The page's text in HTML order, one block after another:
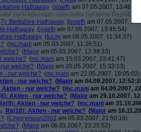
Hathaway (josefh am 07.05.2007, 13:46:53)
zurückgezogen oder Autor hat seine
Berkshire-Hathaway (josefh am 07.05.2007,
Hathaway (josefh am 07.05.2007, 13:45:54)
Hathaway (tucay am 08.05.2007, 11:34:37)
(mc.mani am 05.03.2007, 11:26:51)
(Major am 05.03.2007, 12:39:33)
welche? (mc.mani am 15.03.2007, 23:41:47)
welche? (Major am 20.05.2007, 15:33:13)
- nur welche? (mc.mani am 22.05.2007, 18:05:02)
- nur welche? (Major am 04.09.2007,
Aktien - nur welche? (mc.mani am 04.09.2007,
Aktien - nur welche? (Major am 29.10.2007,
Aktien - nur welche? (mc.mani am
Re(10): Aktien - nur welche? (Major am
(Cherrymoon2002 am 05.03.2007, 21:50:16)
(Major am 06.03.2007, 23:25:52)